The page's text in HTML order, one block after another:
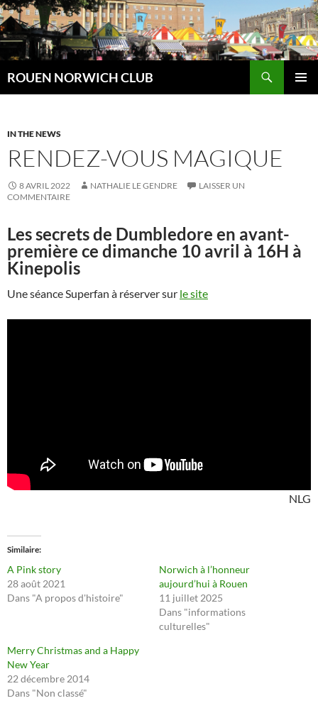
Aller
au
contenu
ROUEN NORWICH CLUB
IN THE NEWS
RENDEZ-VOUS MAGIQUE
8 AVRIL 2022 NATHALIE LE GENDRE
LAISSER UN
COMMENTAIRE
Les secrets de Dumbledore en avant-
première ce dimanche 10 avril à 16H à
Kinepolis
Une séance Superfan à réserver sur le site
NLG
Similaire
A Pink story
28 août 2021
Dans "A propos d'histoire"
Norwich à l’honneur
aujourd’hui à Rouen
11 juillet 2025
Dans "informations
culturelles"
Merry Christmas and a Happy
New Year
22 décembre 2014
Dans "Non classé"